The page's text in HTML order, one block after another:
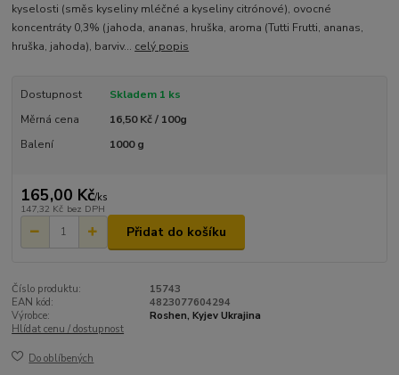
kyselosti (směs kyseliny mléčné a kyseliny citrónové), ovocné
koncentráty 0,3% (jahoda, ananas, hruška, aroma (Tutti Frutti, ananas,
hruška, jahoda), barviv... celý popis
Dostupnost
Skladem 1 ks
Měrná cena
16,50 Kč / 100g
Balení
1000 g
165,00 Kč/ks
147,32 Kč bez DPH
Přidat do košíku
Číslo produktu:
15743
EAN kód:
4823077604294
Výrobce:
Roshen, Kyjev Ukrajina
Hlídat cenu / dostupnost
Do oblíbených